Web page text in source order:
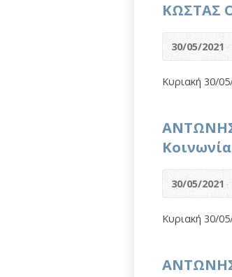
ΚΩΣΤΑΣ
30/05/2021
Κυριακή 30/
ΑΝΤΩΝΗΣ
Κοινωνία
30/05/2021
Κυριακή 30/
ΑΝΤΩΝΗΣ